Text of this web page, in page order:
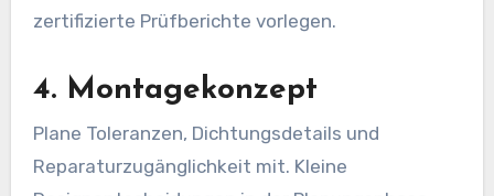
zertifizierte Prüfberichte vorlegen.
4. Montagekonzept
Plane Toleranzen, Dichtungsdetails und
Reparaturzugänglichkeit mit. Kleine